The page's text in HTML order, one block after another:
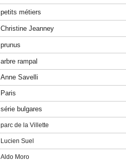
petits métiers
Christine Jeanney
prunus
arbre rampal
Anne Savelli
Paris
série bulgares
parc de la Villette
Lucien Suel
Aldo Moro